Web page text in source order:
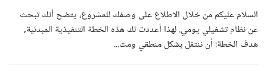
السلام عليكم من خلال الاطلاع على وصفك للمشروع، يتضح أنك تبحث
عن نظام تشغيلي يومي. لهذا أعددت لك هذه الخطة التنفيذية المبدئية,
هدف الخطة: أن ننتقل بشكل منطقي ومت...